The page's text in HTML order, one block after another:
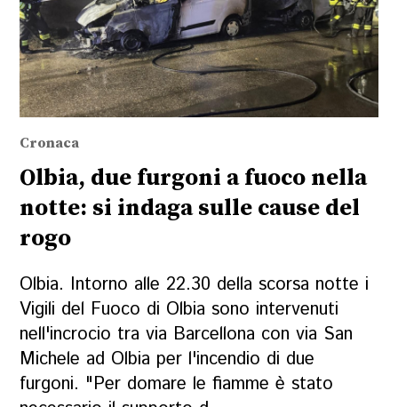
Cronaca
Olbia, due furgoni a fuoco nella
notte: si indaga sulle cause del
rogo
Olbia. Intorno alle 22.30 della scorsa notte i
Vigili del Fuoco di Olbia sono intervenuti
nell'incrocio tra via Barcellona con via San
Michele ad Olbia per l'incendio di due
furgoni. "Per domare le fiamme è stato